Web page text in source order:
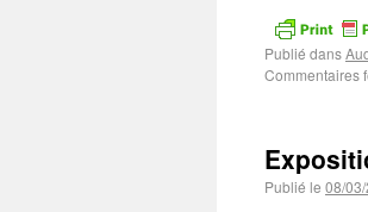
Publié dans
Commentaires
Publié le 08/